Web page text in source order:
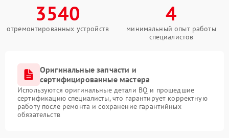
3540
отремонтированных устройств
4
минимальный опыт работы
специалистов
Оригинальные запчасти и
сертифицированные мастера
Используются оригинальные детали BQ и прошедшие
сертификацию специалисты, что гарантирует корректную
работу после ремонта и сохранение гарантийных
обязательств